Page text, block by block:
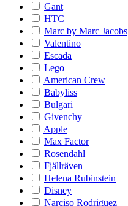
Gant
HTC
Marc by Marc Jacobs
Valentino
Escada
Lego
American Crew
Babyliss
Bulgari
Givenchy
Apple
Max Factor
Rosendahl
Fjällräven
Helena Rubinstein
Disney
Narciso Rodriguez